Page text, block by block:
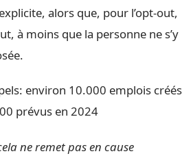
alors que, pour l’opt-out,
à moins que la personne ne s’y
environ 10.000 emplois créés
prévus en 2024
ne remet pas en cause